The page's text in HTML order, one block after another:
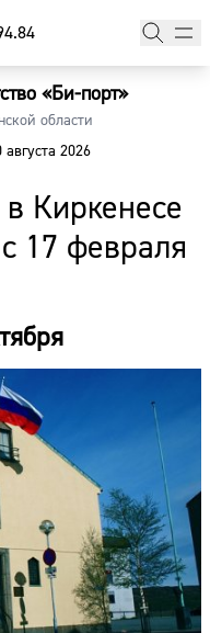
«Би-порт»
области
августа 2026
Киркенесе
17 февраля